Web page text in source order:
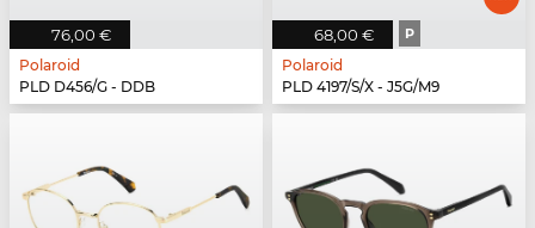
76,00 €
Polaroid
PLD D456/G - DDB
68,00 € P
Polaroid
PLD 4197/S/X - J5G/M9